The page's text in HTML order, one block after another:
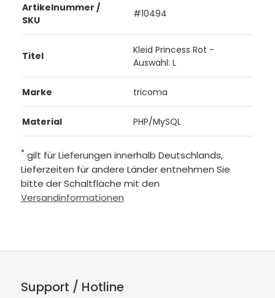
Artikelnummer /
SKU
#10494
Titel
Kleid Princess Rot -
Auswahl: L
Marke tricoma
Material PHP/MySQL
* gilt für Lieferungen innerhalb Deutschlands,
Lieferzeiten für andere Länder entnehmen Sie
bitte der Schaltfläche mit den
Versandinformationen
Support / Hotline